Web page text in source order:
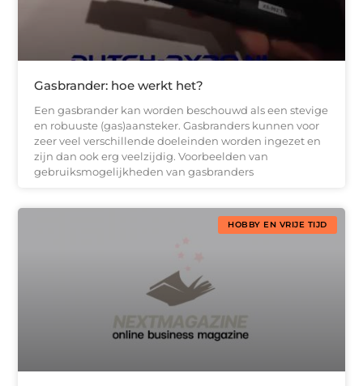
Gasbrander: hoe werkt het?
Een gasbrander kan worden beschouwd als een stevige
en robuuste (gas)aansteker. Gasbranders kunnen voor
zeer veel verschillende doeleinden worden ingezet en
zijn dan ook erg veelzijdig. Voorbeelden van
gebruiksmogelijkheden van gasbranders
HOBBY EN VRIJE TIJD